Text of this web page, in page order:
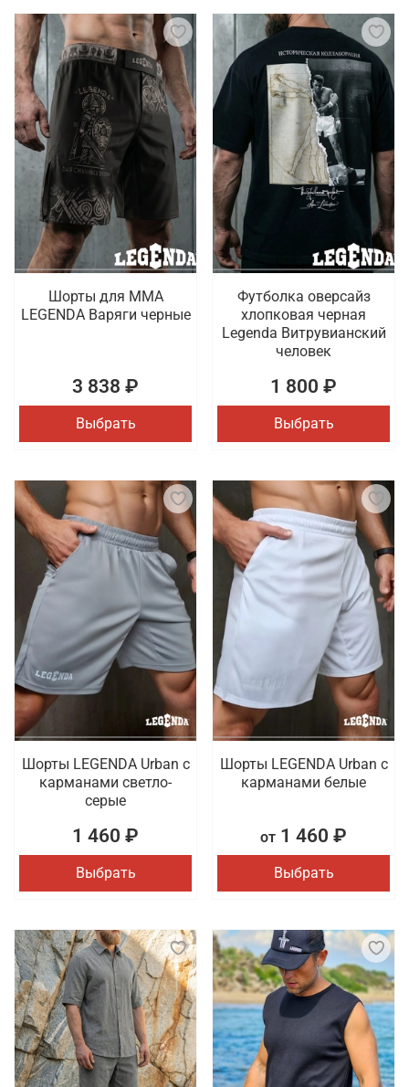
Шорты для MMA
LEGENDA Варяги черные
3 838 ₽
Выбрать
Футболка оверсайз
хлопковая черная
Legenda Витрувианский
человек
1 800 ₽
Выбрать
Шорты LEGENDA Urban c
карманами светло-
серые
1 460 ₽
Выбрать
Шорты LEGENDA Urban c
карманами белые
от 1 460 ₽
Выбрать